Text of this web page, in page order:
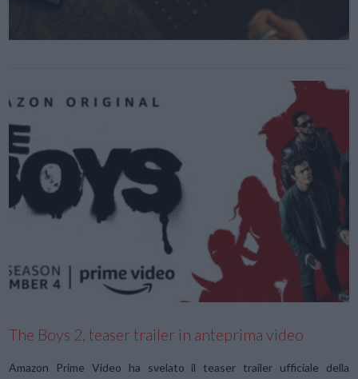
The Boys 2, teaser trailer in anteprima video
Amazon Prime Video ha svelato il teaser trailer ufficiale della